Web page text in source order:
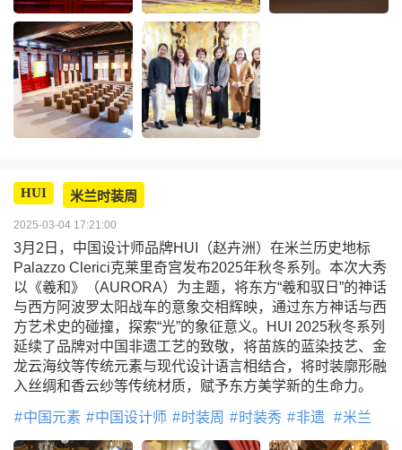
HUI 米兰时装周
2025-03-04 17:21:00
3月2日，中国设计师品牌HUI（赵卉洲）在米兰历史地标
Palazzo Clerici克莱里奇宫发布2025年秋冬系列。本次大秀
以《羲和》（AURORA）为主题，将东方“羲和驭日”的神话
与西方阿波罗太阳战车的意象交相辉映，通过东方神话与西
方艺术史的碰撞，探索“光”的象征意义。HUI 2025秋冬系列
延续了品牌对中国非遗工艺的致敬，将苗族的蓝染技艺、金
龙云海纹等传统元素与现代设计语言相结合，将时装廓形融
入丝绸和香云纱等传统材质，赋予东方美学新的生命力。
中国元素 中国设计师 时装周 时装秀 非遗 米兰